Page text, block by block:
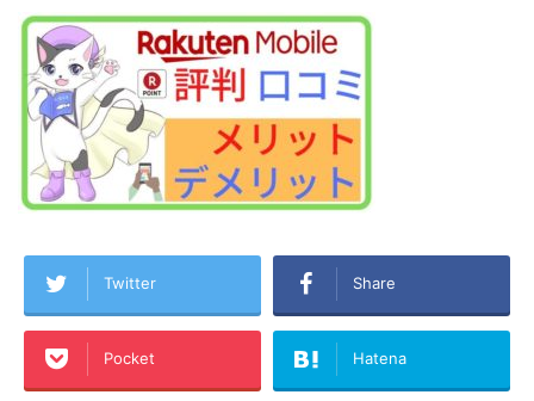
Twitter Share
Pocket Hatena